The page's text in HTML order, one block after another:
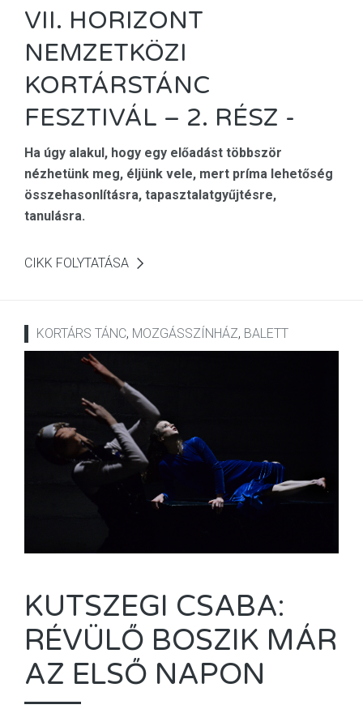
VII. HORIZONT
NEMZETKÖZI
KORTÁRSTÁNC
FESZTIVÁL – 2. RÉSZ -
Ha úgy alakul, hogy egy előadást többször
nézhetünk meg, éljünk vele, mert príma lehetőség
összehasonlításra, tapasztalatgyűjtésre,
tanulásra.
CIKK FOLYTATÁSA
KORTÁRS TÁNC, MOZGÁSSZÍNHÁZ, BALETT
KUTSZEGI CSABA:
RÉVÜLŐ BOSZIK MÁR
AZ ELSŐ NAPON